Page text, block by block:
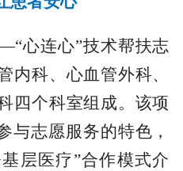
连心”技术帮扶志
内科、心血管外科、
四个科室组成。该项
与志愿服务的特色，
层医疗”合作模式介